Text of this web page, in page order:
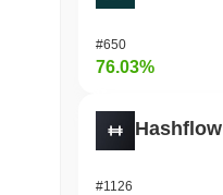
#650
76.03%
Hashflow
#1126